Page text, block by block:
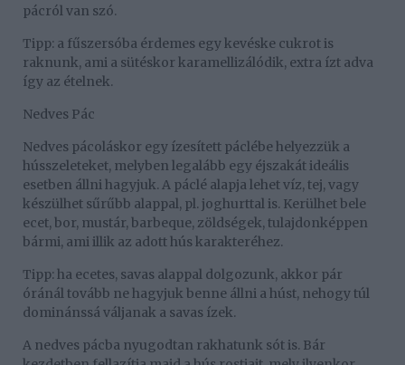
pácról van szó.
Tipp: a fűszersóba érdemes egy kevéske cukrot is
raknunk, ami a sütéskor karamellizálódik, extra ízt adva
így az ételnek.
Nedves Pác
Nedves pácoláskor egy ízesített páclébe helyezzük a
hússzeleteket, melyben legalább egy éjszakát ideális
esetben állni hagyjuk. A páclé alapja lehet víz, tej, vagy
készülhet sűrűbb alappal, pl. joghurttal is. Kerülhet bele
ecet, bor, mustár, barbeque, zöldségek, tulajdonképpen
bármi, ami illik az adott hús karakteréhez.
Tipp: ha ecetes, savas alappal dolgozunk, akkor pár
óránál tovább ne hagyjuk benne állni a húst, nehogy túl
dominánssá váljanak a savas ízek.
A nedves pácba nyugodtan rakhatunk sót is. Bár